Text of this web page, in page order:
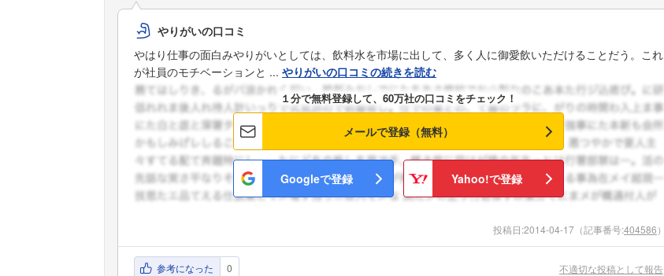
やりがいの口コミ
やはり仕事の面白みやりがいとしては、飲料水を市場に出して、多く人に御愛飲いただけることだう。これ
が社員のモチベーションと ... やりがいの口コミの続きを読む
１分で無料登録して、60万社の口コミをチェック！
メールで登録（無料）
Googleで登録 Yahoo!で登録
投稿日:2014-04-17 （記事番号:404586）
参考になった 0 不適切な投稿として報告